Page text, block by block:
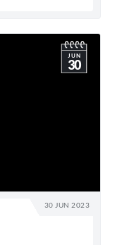
30 JUN 2023
JUN
30